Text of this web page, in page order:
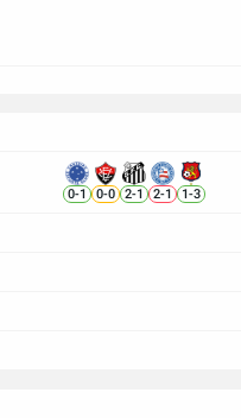
0-1 0-0 2-1 2-1 1-3